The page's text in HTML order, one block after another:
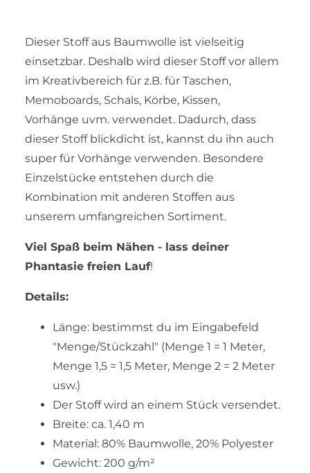
Dieser Stoff aus Baumwolle ist vielseitig
einsetzbar. Deshalb wird dieser Stoff vor allem
im Kreativbereich für z.B. für Taschen,
Memoboards, Schals, Körbe, Kissen,
Vorhänge uvm. verwendet. Dadurch, dass
dieser Stoff blickdicht ist, kannst du ihn auch
super für Vorhänge verwenden. Besondere
Einzelstücke entstehen durch die
Kombination mit anderen Stoffen aus
unserem umfangreichen Sortiment.
Viel Spaß beim Nähen - lass deiner
Phantasie freien Lauf!
Details:
Länge: bestimmst du im Eingabefeld
"Menge/Stückzahl" (Menge 1 = 1 Meter,
Menge 1,5 = 1,5 Meter, Menge 2 = 2 Meter
usw.)
Der Stoff wird an einem Stück versendet.
Breite: ca. 1,40 m
Material: 80% Baumwolle, 20% Polyester
Gewicht: 200 g/m²